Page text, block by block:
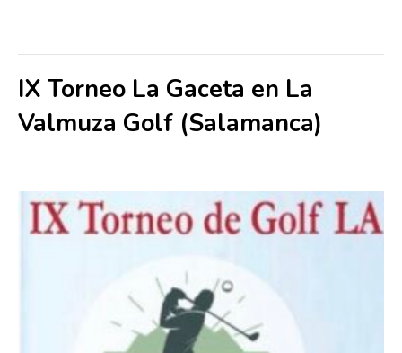
IX Torneo La Gaceta en La
Valmuza Golf (Salamanca)